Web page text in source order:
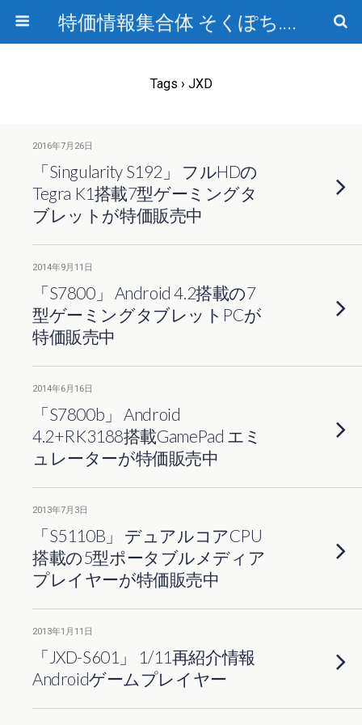
特価情報集合体 そくぽち.com
Tags › JXD
2016年7月26日
「Singularity S192」 フルHDの
Tegra K1搭載7型ゲーミングタ
ブレットが特価販売中
2014年9月11日
「S7800」 Android 4.2搭載の7
型ゲーミングタブレットPCが
特価販売中
2014年6月16日
「S7800b」 Android
4.2+RK3188搭載GamePad エミ
ュレーターが特価販売中
2013年7月3日
「S5110B」 デュアルコアCPU
搭載の5型ポータブルメディア
プレイヤーが特価販売中
2013年1月11日
「JXD-S601」 1/11再紹介情報
Androidゲームプレイヤー